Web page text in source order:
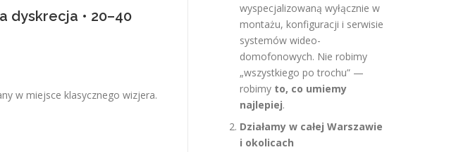
dyskrecja • 20–40
w miejsce klasycznego wizjera.
wyspecjalizowaną wyłącznie w
montażu, konfiguracji i serwisie
systemów wideo-
domofonowych. Nie robimy
„wszystkiego po trochu” —
robimy to, co umiemy
najlepiej.
Działamy w całej Warszawie
i okolicach